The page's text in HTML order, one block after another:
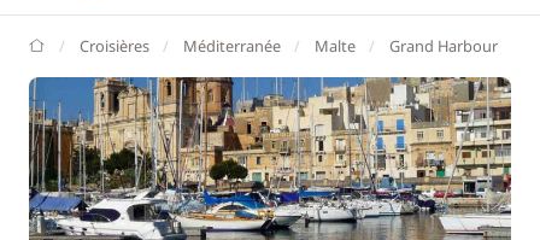
GlobeSailor
Croisières Méditerranée Malte Grand Harbour